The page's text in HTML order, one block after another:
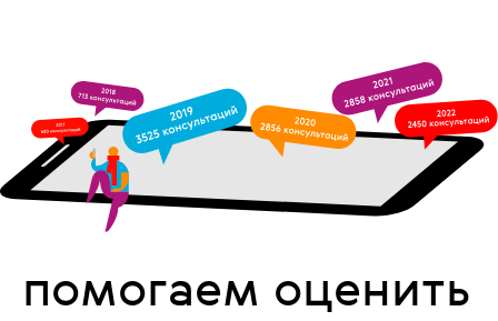
помогаем оценить